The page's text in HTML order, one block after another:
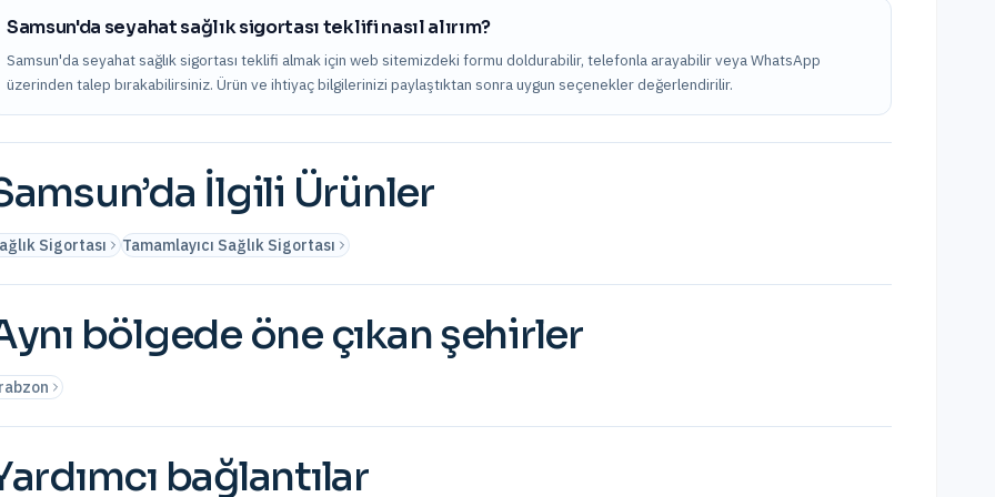
Samsun'da seyahat sağlık sigortası teklifi nasıl alırım?
Samsun'da seyahat sağlık sigortası teklifi almak için web sitemizdeki formu doldurabilir, telefonla arayabilir veya WhatsApp
üzerinden talep bırakabilirsiniz. Ürün ve ihtiyaç bilgilerinizi paylaştıktan sonra uygun seçenekler değerlendirilir.
’da İlgili Ürünler
Sigortası Tamamlayıcı Sağlık Sigortası
bölgede öne çıkan şehirler
bağlantılar